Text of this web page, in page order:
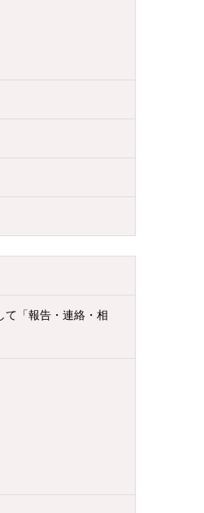
て「報告・連絡・相